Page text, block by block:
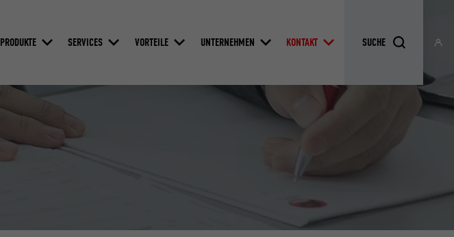
PRODUKTE SERVICES VORTEILE UNTERNEHMEN KONTAKT